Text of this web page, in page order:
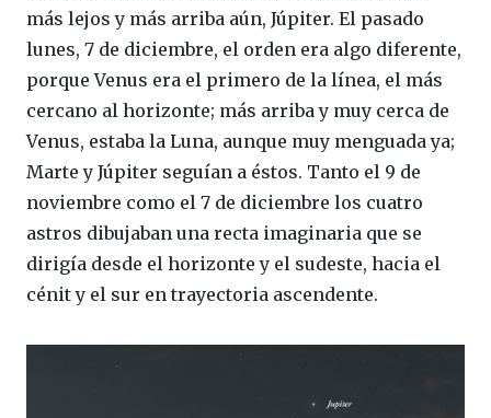
más lejos y más arriba aún, Júpiter. El pasado
lunes, 7 de diciembre, el orden era algo diferente,
porque Venus era el primero de la línea, el más
cercano al horizonte; más arriba y muy cerca de
Venus, estaba la Luna, aunque muy menguada ya;
Marte y Júpiter seguían a éstos. Tanto el 9 de
noviembre como el 7 de diciembre los cuatro
astros dibujaban una recta imaginaria que se
dirigía desde el horizonte y el sudeste, hacia el
cénit y el sur en trayectoria ascendente.